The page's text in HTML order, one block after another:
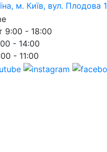
м. Київ, вул. Плодова 1
9:00 - 18:00
- 14:00
- 11:00